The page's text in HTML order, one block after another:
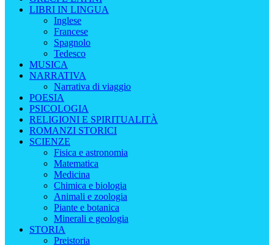
LIBRI IN LINGUA
Inglese
Francese
Spagnolo
Tedesco
MUSICA
NARRATIVA
Narrativa di viaggio
POESIA
PSICOLOGIA
RELIGIONI E SPIRITUALITÀ
ROMANZI STORICI
SCIENZE
Fisica e astronomia
Matematica
Medicina
Chimica e biologia
Animali e zoologia
Piante e botanica
Minerali e geologia
STORIA
Preistoria